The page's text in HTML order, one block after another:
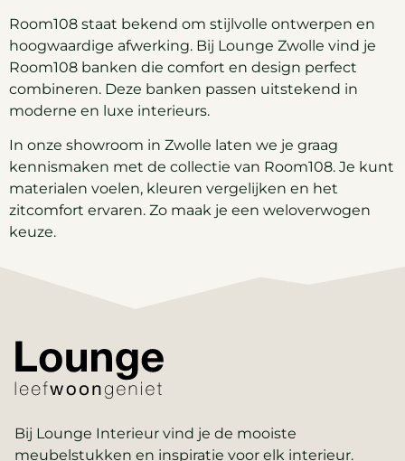
Room108 staat bekend om stijlvolle ontwerpen en
hoogwaardige afwerking. Bij Lounge Zwolle vind je
Room108 banken die comfort en design perfect
combineren. Deze banken passen uitstekend in
moderne en luxe interieurs.
In onze showroom in Zwolle laten we je graag
kennismaken met de collectie van Room108. Je kunt
materialen voelen, kleuren vergelijken en het
zitcomfort ervaren. Zo maak je een weloverwogen
keuze.
Bij Lounge Interieur vind je de mooiste
meubelstukken en inspiratie voor elk interieur.